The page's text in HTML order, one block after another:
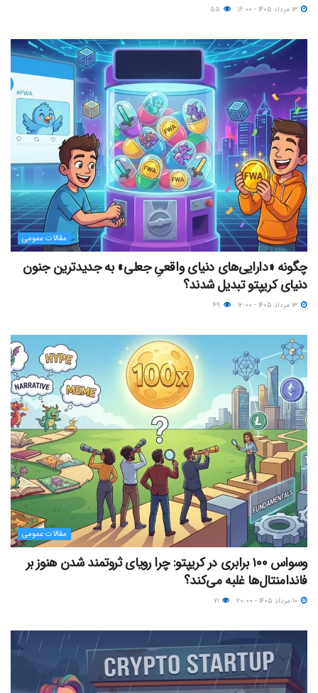
مقالات عمومی
چگونه «دارایی‌های دنیای واقعیِ جعلی» به جدیدترین جنون
دنیای کریپتو تبدیل شدند؟
مقالات عمومی
وسواس ۱۰۰ برابری در کریپتو: چرا رویای ثروتمند شدن هنوز بر
فاندامنتال‌ها غلبه می‌کند؟